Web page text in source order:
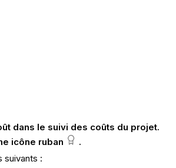
dans le suivi des coûts du projet.
icône ruban
.
suivants :